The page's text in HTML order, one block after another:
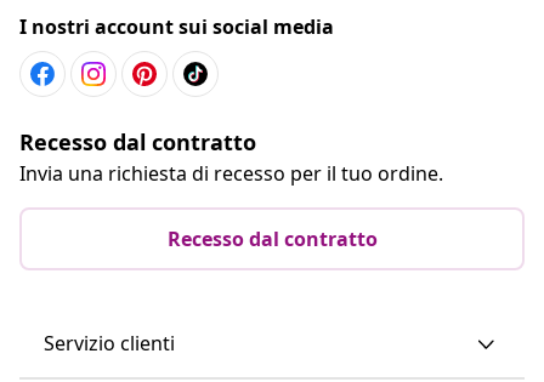
I nostri account sui social media
Recesso dal contratto
Invia una richiesta di recesso per il tuo ordine.
Recesso dal contratto
Servizio clienti